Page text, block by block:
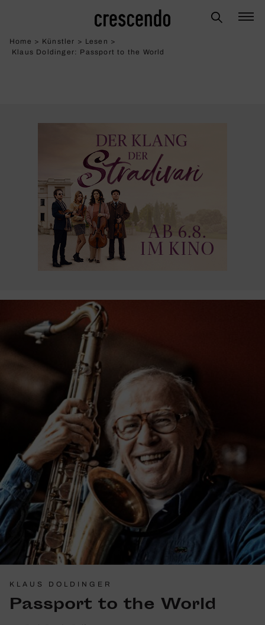
Home > Künstler > Lesen >
Klaus Doldinger: Pass­port to the World
KLAUS DOLDINGER
Pass­port to the World